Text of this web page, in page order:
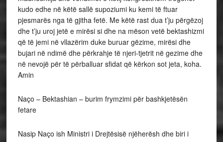
kudo edhe në këtë sallë supoziumi ku kemi të ftuar
pjesmarës nga të gjitha fetë. Me këtë rast dua t’ju përgëzoj
dhe t’ju uroj jetë e mirësi si dhe na mëson vetë bektashizmi
që të jemi në vllazërim duke buruar gëzime, mirësi dhe
bujari në ndimë dhe përkrahje të njeri-tjetrit në gezime dhe
në nevojë për të përballuar sfidat që kërkon sot jeta, koha.
Amin
Naço – Bektashian – burim frymzimi për bashkjetësën
fetare
Nasip Naço ish Ministri i Drejtësisë njëherësh dhe biri i